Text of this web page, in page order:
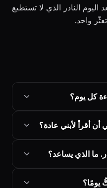
النادر الذي لا تستطيع
واحد.
كل يوم؟
أقرأ لأبني عادة؟
ما الذي يساعد؟
يومًا؟